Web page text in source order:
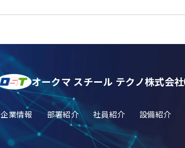
オークマ スチール テクノ株式会社
企業情報 部署紹介 社員紹介 設備紹介